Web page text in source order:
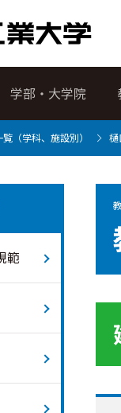
学部・大学院
（学科、施設別） 樋
範